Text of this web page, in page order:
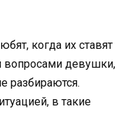
когда их ставят
вопросами девушки,
разбираются.
в такие